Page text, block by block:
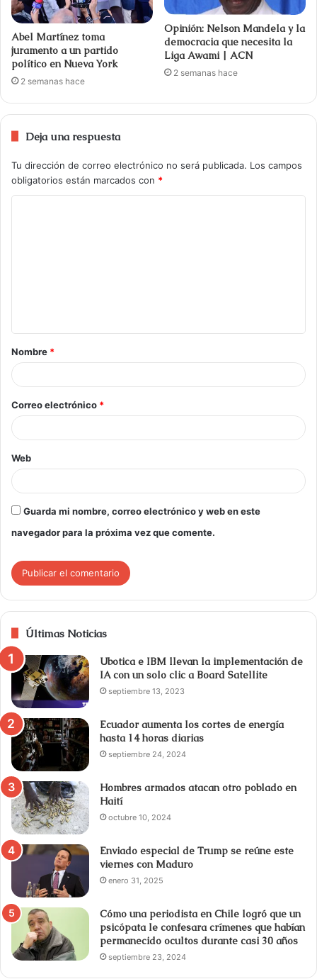
Abel Martínez toma
juramento a un partido
político en Nueva York
2 semanas hace
Opinión: Nelson Mandela y la
democracia que necesita la
Liga Awami | ACN
2 semanas hace
Deja una respuesta
Tu dirección de correo electrónico no será publicada. Los campos
obligatorios están marcados con *
Nombre *
Correo electrónico *
Web
Guarda mi nombre, correo electrónico y web en este
navegador para la próxima vez que comente.
Últimas Noticias
Ubotica e IBM llevan la implementación de
IA con un solo clic a Board Satellite
septiembre 13, 2023
Ecuador aumenta los cortes de energía
hasta 14 horas diarias
septiembre 24, 2024
Hombres armados atacan otro poblado en
Haití
octubre 10, 2024
Enviado especial de Trump se reúne este
viernes con Maduro
enero 31, 2025
Cómo una periodista en Chile logró que un
psicópata le confesara crímenes que habían
permanecido ocultos durante casi 30 años
septiembre 23, 2024